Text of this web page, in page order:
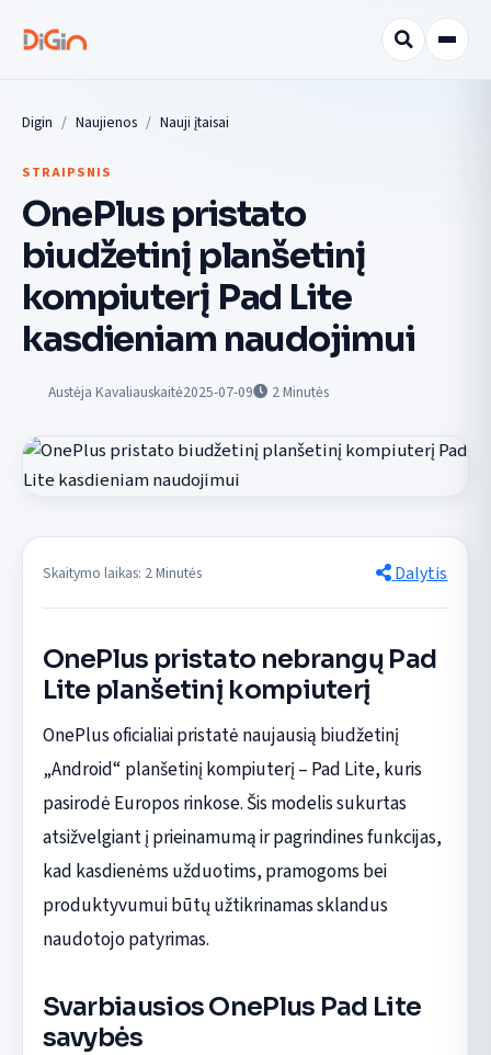
Digin Naujienos Nauji įtaisai
STRAIPSNIS
OnePlus pristato
biudžetinį planšetinį
kompiuterį Pad Lite
kasdieniam naudojimui
Austėja Kavaliauskaitė2025-07-09 2Minutės
Skaitymo laikas: 2 Minutės Dalytis
OnePlus pristato nebrangų Pad
Lite planšetinį kompiuterį
OnePlus oficialiai pristatė naujausią biudžetinį
„Android“ planšetinį kompiuterį – Pad Lite, kuris
pasirodė Europos rinkose. Šis modelis sukurtas
atsižvelgiant į prieinamumą ir pagrindines funkcijas,
kad kasdienėms užduotims, pramogoms bei
produktyvumui būtų užtikrinamas sklandus
naudotojo patyrimas.
Svarbiausios OnePlus Pad Lite
savybės